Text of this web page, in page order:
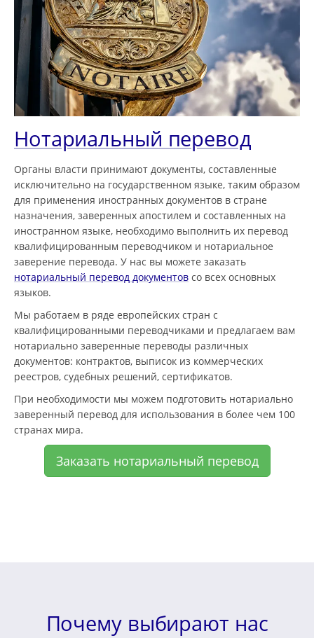
Нотариальный перевод
Органы власти принимают документы, составленные
исключительно на государственном языке, таким образом
для применения иностранных документов в стране
назначения, заверенных апостилем и составленных на
иностранном языке, необходимо выполнить их перевод
квалифицированным переводчиком и нотариальное
заверение перевода. У нас вы можете заказать
нотариальный перевод документов со всех основных
языков.
Мы работаем в ряде европейских стран с
квалифицированными переводчиками и предлагаем вам
нотариально заверенные переводы различных
документов: контрактов, выписок из коммерческих
реестров, судебных решений, сертификатов.
При необходимости мы можем подготовить нотариально
заверенный перевод для использования в более чем 100
странах мира.
Заказать нотариальный перевод
Почему выбирают нас